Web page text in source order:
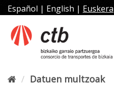
Joan
edukira
Español | English | Euskera
Datuen multzoak